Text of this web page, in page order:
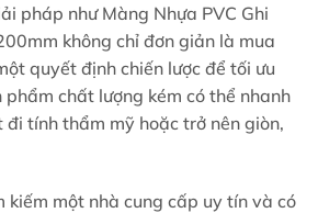
pháp như Màng Nhựa PVC Ghi
không chỉ đơn giản là mua
quyết định chiến lược để tối ưu
chất lượng kém có thể nhanh
đi tính thẩm mỹ hoặc trở nên giòn,
kiếm một nhà cung cấp uy tín và có